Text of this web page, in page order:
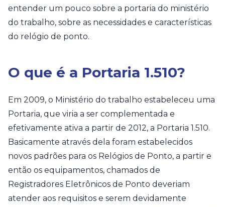
entender um pouco sobre a portaria do ministério
do trabalho, sobre as necessidades e características
do relógio de ponto.
O que é a Portaria 1.510?
Em 2009, o Ministério do trabalho estabeleceu uma
Portaria, que viria a ser complementada e
efetivamente ativa a partir de 2012, a Portaria 1.510.
Basicamente através dela foram estabelecidos
novos padrões para os Relógios de Ponto, a partir e
então os equipamentos, chamados de
Registradores Eletrônicos de Ponto deveriam
atender aos requisitos e serem devidamente